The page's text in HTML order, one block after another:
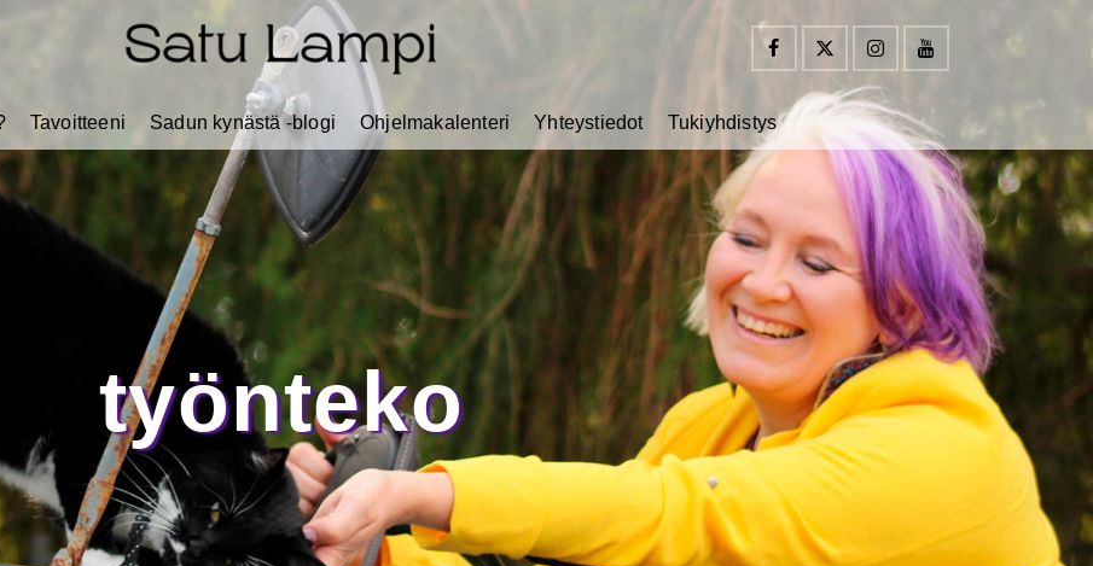
Tavoitteeni Sadun kynästä -blogi Ohjelmakalenteri Yhteystiedot Tukiyhdistys
työnteko